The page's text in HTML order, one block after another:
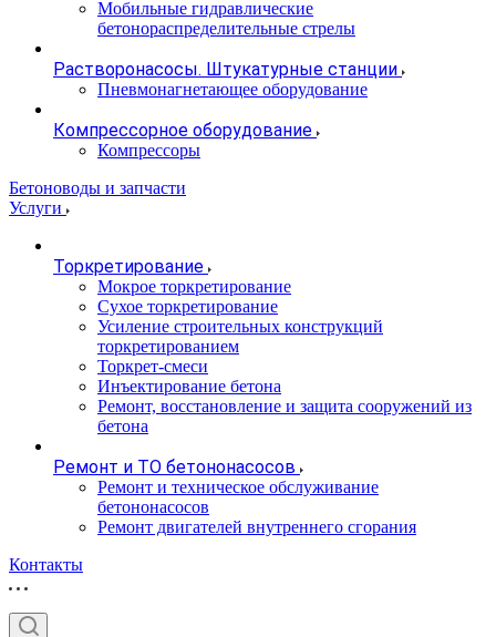
Мобильные гидравлические
бетонораспределительные стрелы
Растворонасосы. Штукатурные станции
Пневмонагнетающее оборудование
Компрессорное оборудование
Компрессоры
Бетоноводы и запчасти
Услуги
Торкретирование
Мокрое торкретирование
Сухое торкретирование
Усиление строительных конструкций
торкретированием
Торкрет-смеси
Инъектирование бетона
Ремонт, восстановление и защита сооружений из
бетона
Ремонт и ТО бетононасосов
Ремонт и техническое обслуживание
бетононасосов
Ремонт двигателей внутреннего сгорания
Контакты